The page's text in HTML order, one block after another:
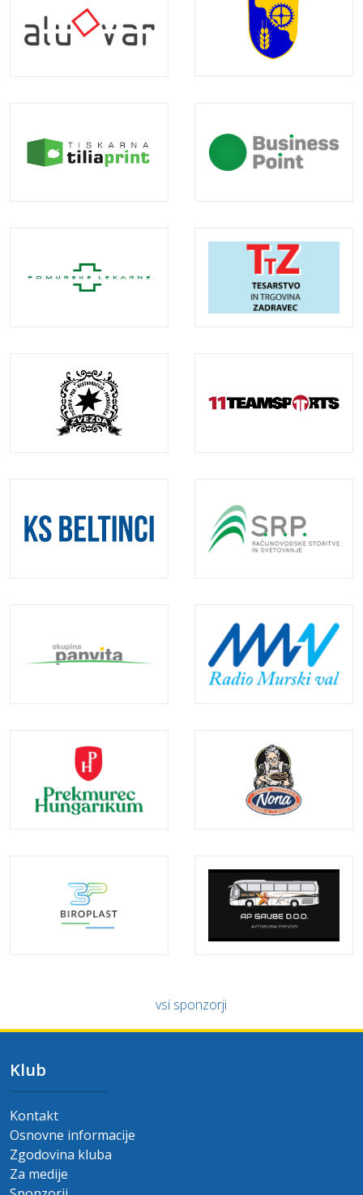
vsi sponzorji
Klub
Kontakt
Osnovne informacije
Zgodovina kluba
Za medije